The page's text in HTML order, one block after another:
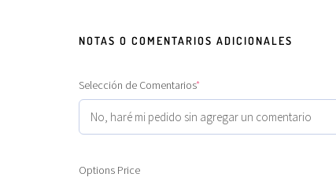
NOTAS O COMENTARIOS ADICIONALES
Selección de Comentarios*
Options Price